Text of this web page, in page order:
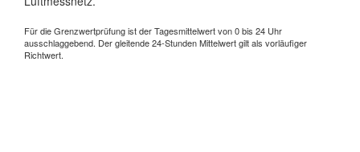
Für die Grenzwertprüfung ist der Tagesmittelwert von 0 bis 24 Uhr
ausschlaggebend. Der gleitende 24-Stunden Mittelwert gilt als vorläufiger
Richtwert.